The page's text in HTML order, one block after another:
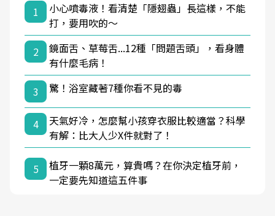
1
小心噴毒液！看清楚「隱翅蟲」長這樣，不能
打，要用吹的～
2
鏡面舌、草莓舌...12種「問題舌頭」，看身體
有什麼毛病！
3
驚！浴室藏著7種你看不見的毒
4
天氣好冷，怎麼幫小孩穿衣服比較適當？科學
有解：比大人少X件就對了！
5
植牙一顆8萬元，算貴嗎？在你決定植牙前，
一定要先知道這五件事